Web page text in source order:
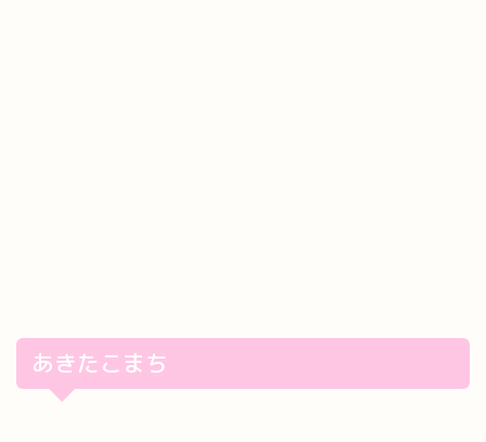
あきたこまち